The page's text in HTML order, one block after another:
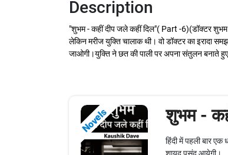
Description
"शुभम - कहीं दीप जले कहीं दिल"( Part -6)(डॉक्टर
लेकिन मरीज युक्ति चालाक थी। वो डॉक्टर का
जाओगी।युक्ति ने छत की पाली पर अपना संतुलन बनाते
Novels शुभम -
हिंदी में पहली बार एक